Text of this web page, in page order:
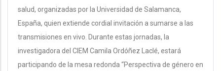
salud, organizadas por la Universidad de Salamanca,
España, quien extiende cordial invitación a sumarse a las
transmisiones en vivo. Durante estas jornadas, la
investigadora del CIEM Camila Ordóñez Laclé, estará
participando de la mesa redonda “Perspectiva de género en